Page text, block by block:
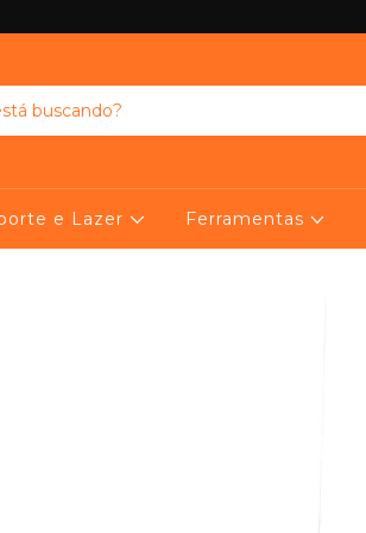
e Lazer Ferramentas